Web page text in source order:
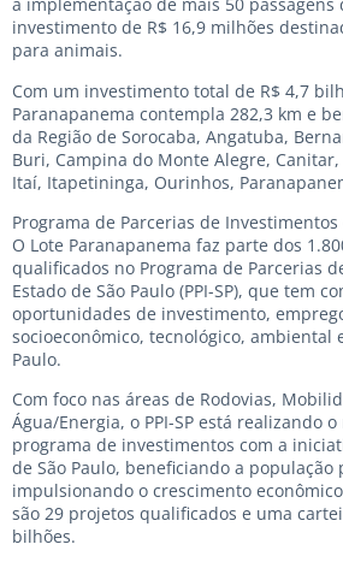
investimento de R$ 16,9 milhões
para animais.
Com um investimento total de R$ 4,7
Paranapanema contempla 282,3 km e
da Região de Sorocaba, Angatuba,
Buri, Campina do Monte Alegre,
Itaí, Itapetininga, Ourinhos,
Programa de Parcerias de Investimentos
O Lote Paranapanema faz parte dos
qualificados no Programa de Parcerias
Estado de São Paulo (PPI-SP), que tem
oportunidades de investimento,
socioeconômico, tecnológico, ambiental
Paulo.
Com foco nas áreas de Rodovias,
Água/Energia, o PPI-SP está realizando
programa de investimentos com a
de São Paulo, beneficiando a população
impulsionando o crescimento
são 29 projetos qualificados e uma
bilhões.